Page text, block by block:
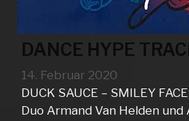
DANCE HYPE
14. Februar 2020
DUCK SAUCE – SMILEY
Duo Armand Van Helden und